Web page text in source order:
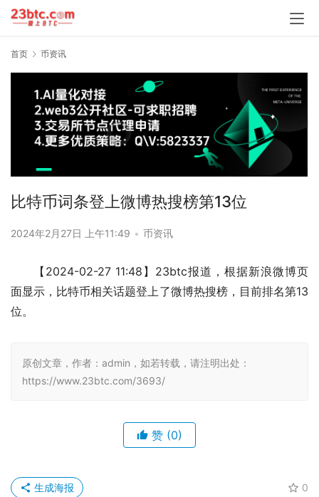
首页 币资讯
比特币词条登上微博热搜榜第13位
2024年2月27日 上午11:49 • 币资讯
【2024-02-27 11:48】23btc报道，根据新浪微博页
面显示，比特币相关话题登上了微博热搜榜，目前排名第13
位。
原创文章，作者：admin，如若转载，请注明出处：
https://www.23btc.com/3693/
赞 (0)
0
生成海报